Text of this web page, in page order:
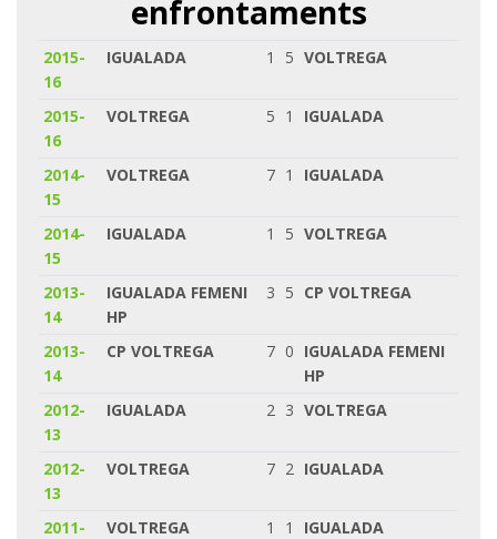
enfrontaments
2015-
16
IGUALADA 1 5 VOLTREGA
2015-
16
VOLTREGA 5 1 IGUALADA
2014-
15
VOLTREGA 7 1 IGUALADA
2014-
15
IGUALADA 1 5 VOLTREGA
2013-
14
IGUALADA FEMENI
HP
3 5 CP VOLTREGA
2013-
14
CP VOLTREGA 7 0 IGUALADA FEMENI
HP
2012-
13
IGUALADA 2 3 VOLTREGA
2012-
13
VOLTREGA 7 2 IGUALADA
2011-
VOLTREGA 1 1 IGUALADA